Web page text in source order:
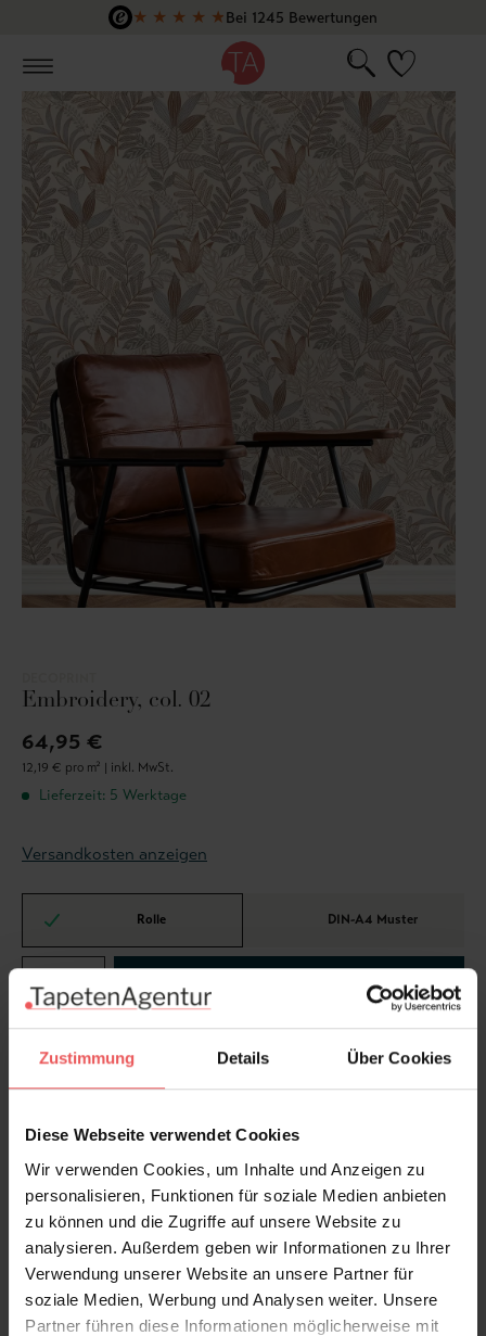
Zustimmung Details Über Cookies
Diese Webseite verwendet Cookies
Wir verwenden Cookies, um Inhalte und Anzeigen zu
personalisieren, Funktionen für soziale Medien anbieten
zu können und die Zugriffe auf unsere Website zu
analysieren. Außerdem geben wir Informationen zu Ihrer
Verwendung unserer Website an unsere Partner für
soziale Medien, Werbung und Analysen weiter. Unsere
Partner führen diese Informationen möglicherweise mit
Zum Hauptinhalt springen
★ ★ ★ ★ ★Bei 1245 Bewertungen
Embroidery, col. 02
64,95 €
12,19 € pro m² | inkl. MwSt.
Lieferzeit: 5 Werktage
Versandkosten anzeigen
Rolle DIN-A4 Muster
Wie viel brauche ich?
Rollen & Mengen berechnen
Produktdetails
Versand & Zahlung
Bewertungen